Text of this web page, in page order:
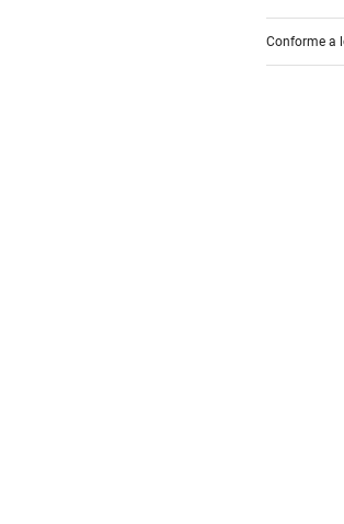
Conforme a